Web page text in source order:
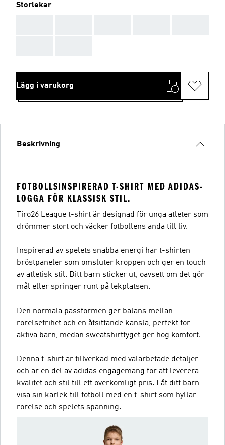
Storlekar
Lägg i varukorg
Beskrivning
FOTBOLLSINSPIRERAD T-SHIRT MED ADIDAS-
LOGGA FÖR KLASSISK STIL.
Tiro26 League t-shirt är designad för unga atleter som
drömmer stort och väcker fotbollens anda till liv.
Inspirerad av spelets snabba energi har t-shirten
bröstpaneler som omsluter kroppen och ger en touch
av atletisk stil. Ditt barn sticker ut, oavsett om det gör
mål eller springer runt på lekplatsen.
Den normala passformen ger balans mellan
rörelsefrihet och en åtsittande känsla, perfekt för
aktiva barn, medan sweatshirttyget ger hög komfort.
Denna t-shirt är tillverkad med välarbetade detaljer
och är en del av adidas engagemang för att leverera
kvalitet och stil till ett överkomligt pris. Låt ditt barn
visa sin kärlek till fotboll med en t-shirt som hyllar
rörelse och spelets spänning.